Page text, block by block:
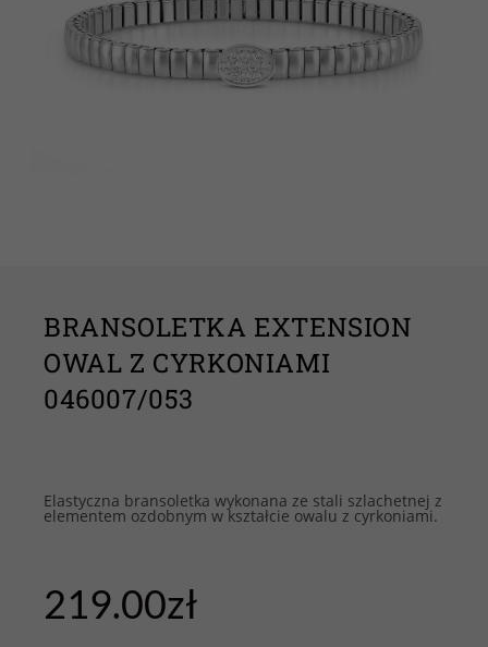
BRANSOLETKA EXTENSION
OWAL Z CYRKONIAMI
046007/053
Elastyczna bransoletka wykonana ze stali szlachetnej z
elementem ozdobnym w kształcie owalu z cyrkoniami.
219.00zł